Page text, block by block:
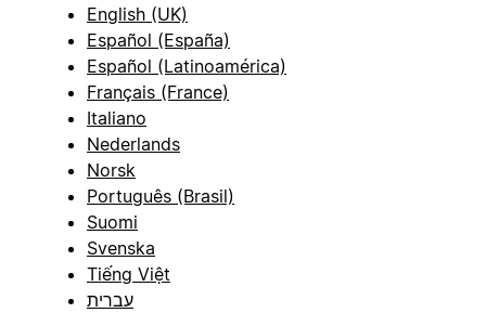
English (UK)
Español (España)
Español (Latinoamérica)
Français (France)
Italiano
Nederlands
Norsk
Português (Brasil)
Suomi
Svenska
Tiếng Việt
עברית